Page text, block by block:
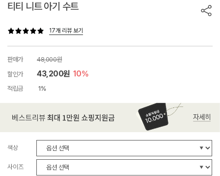
티티 니트 아기 수트
17개 리뷰 보기
판매가
48,000원
할인가
43,200원 10%
적립금 1%
색상
사이즈